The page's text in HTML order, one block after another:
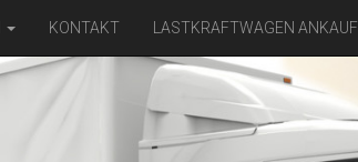
KONTAKT LASTKRAFTWAGEN ANKAUF